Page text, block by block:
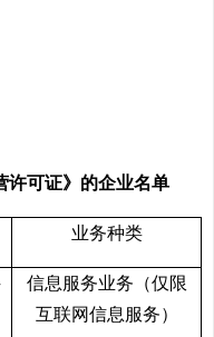
许可证》的企业名单
业务种类
信息服务业务（仅限
互联网信息服务）